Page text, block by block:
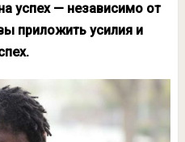
успех — независимо от
приложить усилия и